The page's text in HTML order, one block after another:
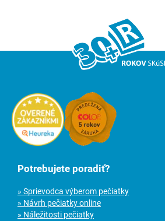
Potrebujete poradiť?
» Sprievodca výberom pečiatky
» Návrh pečiatky online
» Náležitosti pečiatky